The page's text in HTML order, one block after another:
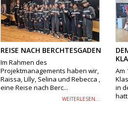
REISE NACH BERCHTESGADEN
Im Rahmen des
Projektmanagements haben wir,
Raissa, Lilly, Selina und Rebecca ,
eine Reise nach Berc...
WEITERLESEN...
Am
in